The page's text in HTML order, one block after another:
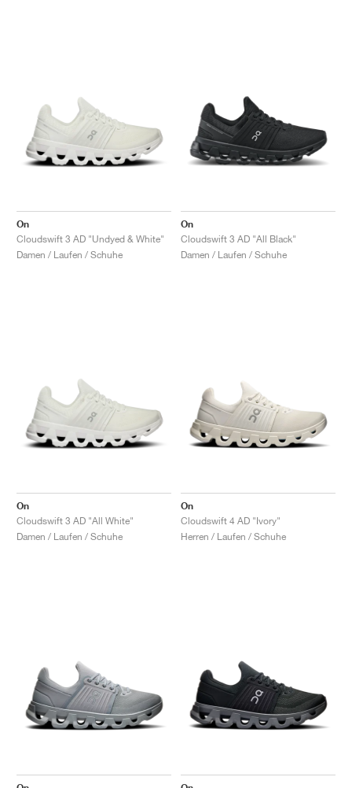
On
Cloudswift 3 AD "Undyed & White"
Damen / Laufen / Schuhe
On
Cloudswift 3 AD "All Black"
Damen / Laufen / Schuhe
On
Cloudswift 3 AD "All White"
Damen / Laufen / Schuhe
On
Cloudswift 4 AD "Ivory"
Herren / Laufen / Schuhe